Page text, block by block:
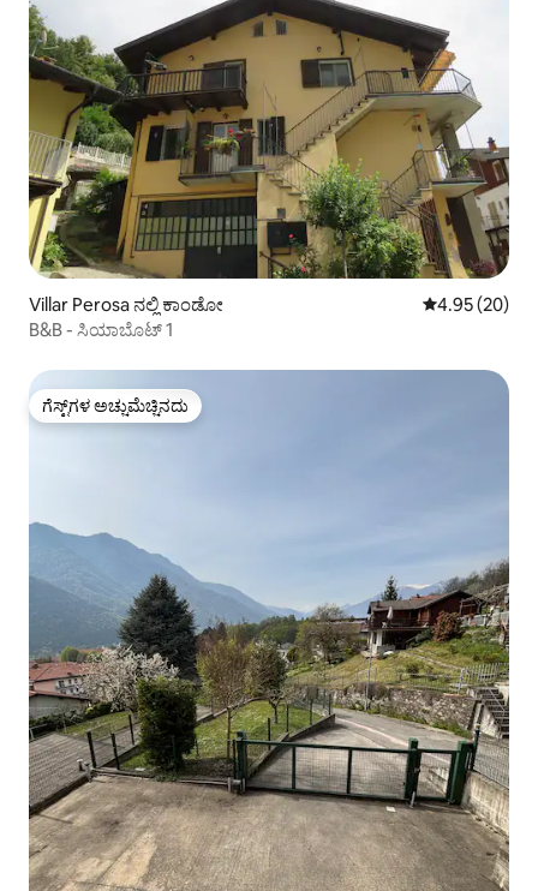
Villar Perosa ನಲ್ಲಿ ಕಾಂಡೋ 5 ರಲ್ಲಿ 4.95
4.95 (20)
B&B - ಸಿಯಾಬೊಟ್ 1
ಗೆಸ್ಟ್‌ಗಳ ಅಚ್ಚುಮೆಚ್ಚಿನದು
ಗೆಸ್ಟ್‌ಗಳ ಅಚ್ಚುಮೆಚ್ಚಿನದು